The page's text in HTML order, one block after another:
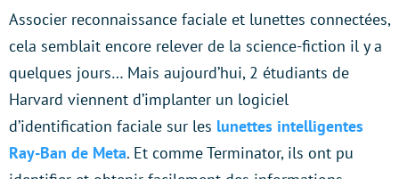
Associer reconnaissance faciale et lunettes connectées,
cela semblait encore relever de la science-fiction il y a
quelques jours… Mais aujourd’hui, 2 étudiants de
Harvard viennent d’implanter un logiciel
d’identification faciale sur les lunettes intelligentes
Ray-Ban de Meta. Et comme Terminator, ils ont pu